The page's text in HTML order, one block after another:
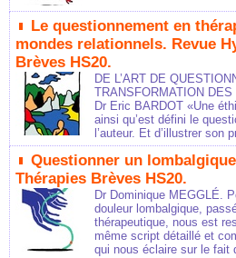
Le questionnement en
mondes relationnels. Revue
Brèves HS20.
DE L’ART DE
TRANSFORMATION
Dr Eric BARDOT «Une
ainsi qu’est défini le
l’auteur. Et d’illustrer son
Questionner un
Thérapies Brèves HS20.
Dr Dominique MEGGLÉ.
douleur lombalgique,
thérapeutique, nous est
même script détaillé et
qui nous éclaire sur le fait